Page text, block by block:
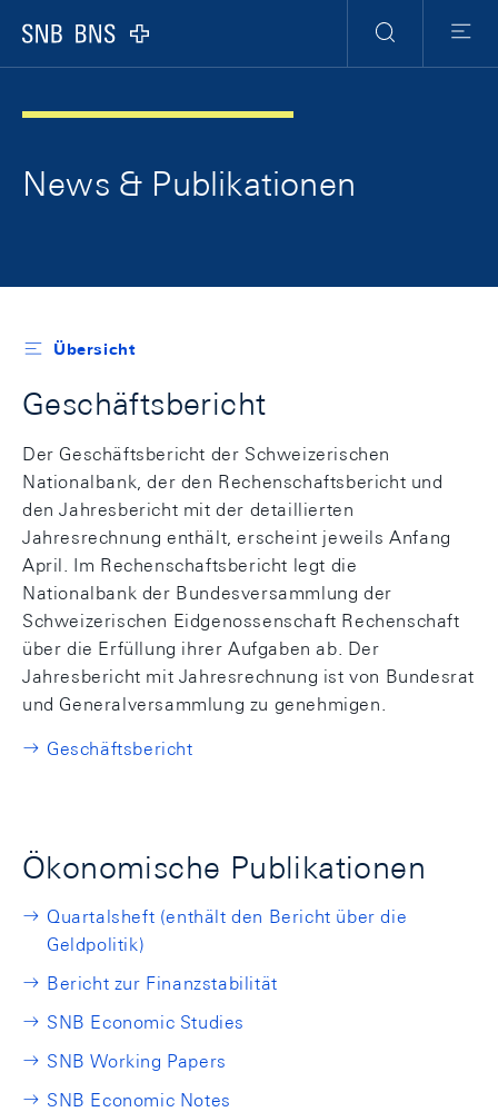
Logo
Navigation
Suche Menu
News & Publikationen
Übersicht
Geschäftsbericht
Der Geschäftsbericht der Schweizerischen
Nationalbank, der den Rechenschaftsbericht und
den Jahresbericht mit der detaillierten
Jahresrechnung enthält, erscheint jeweils Anfang
April. Im Rechenschaftsbericht legt die
Nationalbank der Bundesversammlung der
Schweizerischen Eidgenossenschaft Rechenschaft
über die Erfüllung ihrer Aufgaben ab. Der
Jahresbericht mit Jahresrechnung ist von Bundesrat
und Generalversammlung zu genehmigen.
Geschäftsbericht
Ökonomische Publikationen
Quartalsheft (enthält den Bericht über die
Geldpolitik)
Bericht zur Finanzstabilität
SNB Economic Studies
SNB Working Papers
SNB Economic Notes